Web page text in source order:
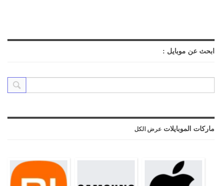
ابحث عن موبايل :
ماركات الموبايلات عرض الكل